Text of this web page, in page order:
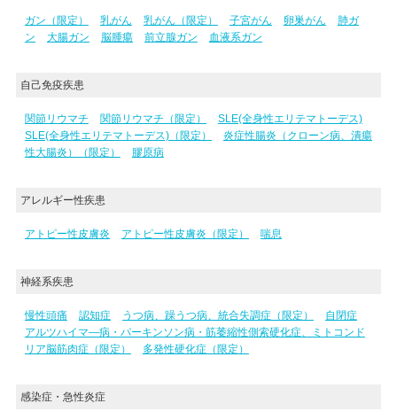
ガン（限定） 乳がん 乳がん（限定） 子宮がん 卵巣がん
肺ガ
ン
大腸ガン 脳腫瘍 前立腺ガン 血液系ガン
自己免疫疾患
関節リウマチ 関節リウマチ（限定）
SLE(全身性エリテマトーデス)
SLE(全身性エリテマトーデス)（限定）
炎症性腸炎（クローン病、潰瘍
性大腸炎）（限定）
膠原病
アレルギー性疾患
アトピー性皮膚炎 アトピー性皮膚炎（限定） 喘息
神経系疾患
慢性頭痛 認知症 うつ病、躁うつ病、統合失調症（限定）
自閉症
アルツハイマ―病・パーキンソン病・筋萎縮性側索硬化症、ミトコンド
リア脳筋肉症（限定）
多発性硬化症（限定）
感染症・急性炎症